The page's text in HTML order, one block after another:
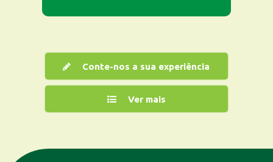
Conte-nos a sua experiência
Ver mais